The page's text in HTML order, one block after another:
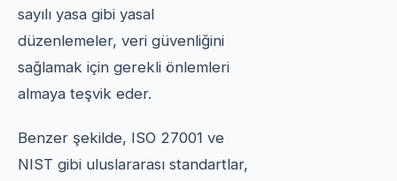
sayılı yasa gibi yasal
düzenlemeler, veri güvenliğini
sağlamak için gerekli önlemleri
almaya teşvik eder.
Benzer şekilde, ISO 27001 ve
NIST gibi uluslararası standartlar,